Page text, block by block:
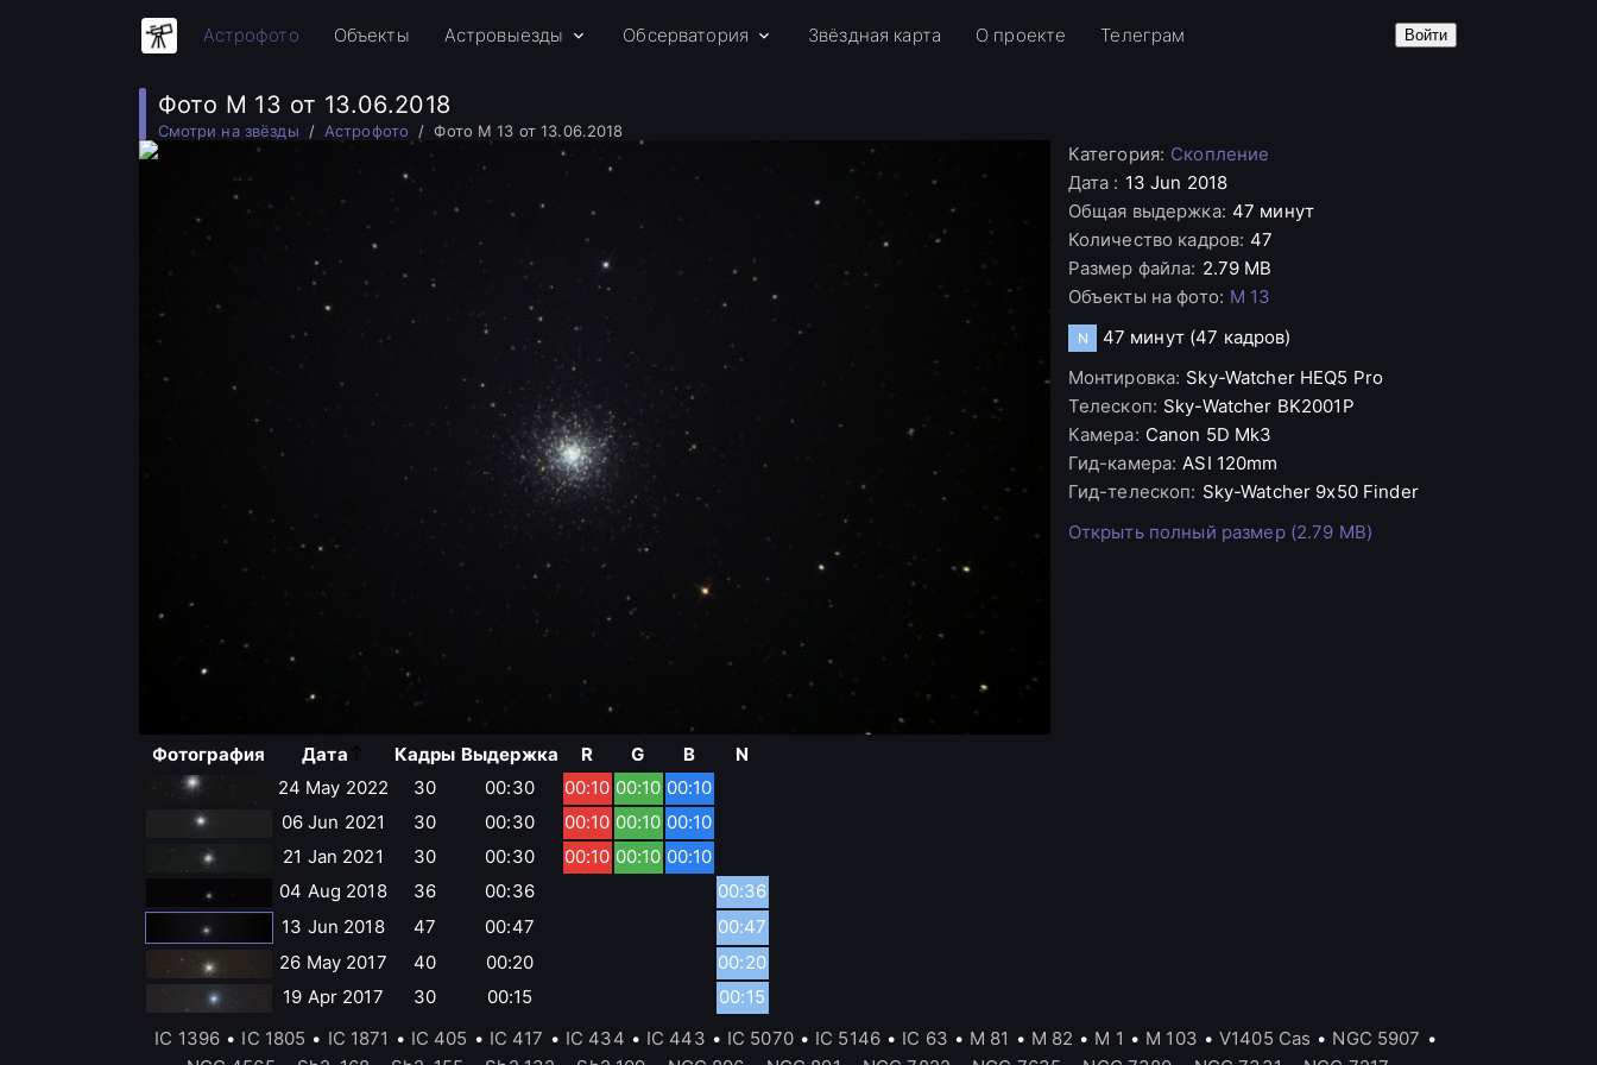
Астрофото Объекты Астровыезды Обсерватория Звёздная карта О проекте Телеграм Войти
Фото M 13 от 13.06.2018
Смотри на звёзды Астрофото Фото M 13 от 13.06.2018
Категория: Скопление
Дата : 13 Jun 2018
Общая выдержка: 47 минут
Количество кадров: 47
Размер файла: 2.79 MB
Объекты на фото: M 13
N 47 минут (47 кадров)
Монтировка: Sky-Watcher HEQ5 Pro
Телескоп: Sky-Watcher BK2001P
Камера: Canon 5D Mk3
Гид-камера: ASI 120mm
Гид-телескоп: Sky-Watcher 9x50 Finder
Открыть полный размер (2.79 MB)
Фотография Дата Кадры Выдержка R G B
N
24 May 2022
30 00:30 00:10 00:10 00:10
06 Jun 2021
30 00:30 00:10 00:10 00:10
21 Jan 2021
30 00:30 00:10 00:10 00:10
04 Aug 2018
36 00:36
00:36
13 Jun 2018
47 00:47
00:47
26 May 2017
40 00:20
00:20
19 Apr 2017
30 00:15
00:15
IC 1396 • IC 1805 • IC 1871 • IC 405 • IC 417 • IC 434 • IC 443 • IC 5070 • IC 5146 • IC 63 • M 81 • M 82 • M 1 • M 103 • V1405 Cas • NGC 5907 •